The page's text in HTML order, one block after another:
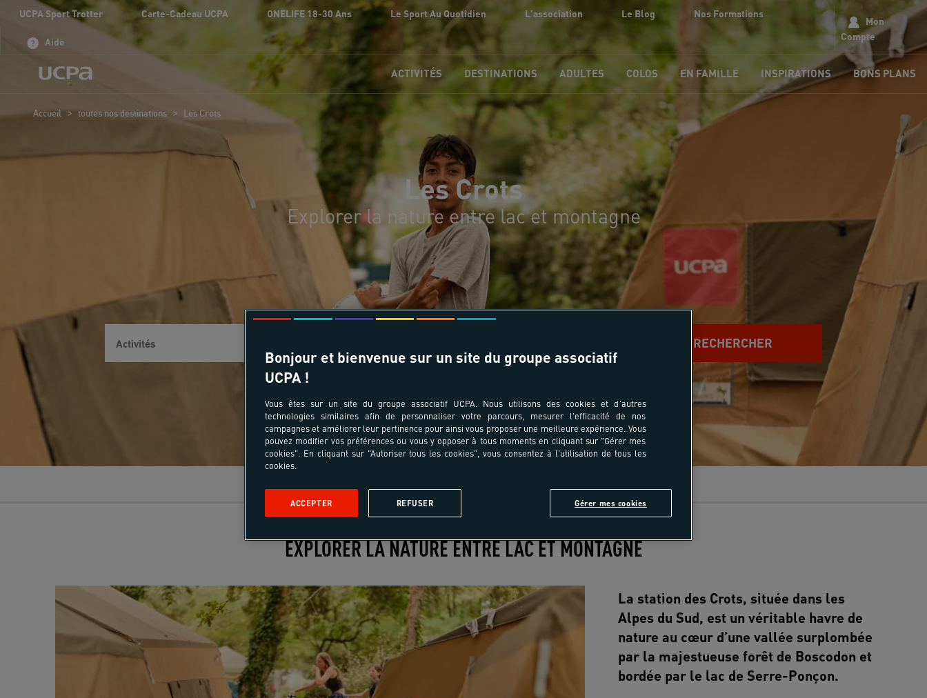
UCPA Sport Trotter Carte-Cadeau UCPA ONELIFE 18-30 Ans Le Sport Au Quotidien L'association Le Blog Nos Formations
Aide
Mon
Compte
ACTIVITÉS DESTINATIONS ADULTES COLOS EN FAMILLE INSPIRATIONS BONS PLANS
Accueil > toutes nos destinations > Les Crots
Les Crots
Explorer la nature entre lac et montagne
RECHERCHER
EXPLORER LA NATURE ENTRE LAC ET MONTAGNE
La station des Crots, située dans les
Alpes du Sud, est un véritable havre de
nature au cœur d’une vallée surplombée
par la majestueuse forêt de Boscodon et
bordée par le lac de Serre-Ponçon.
Bonjour et bienvenue sur un site du groupe associatif
UCPA !
Vous êtes sur un site du groupe associatif UCPA. Nous utilisons des cookies et d'autres
technologies similaires afin de personnaliser votre parcours, mesurer l'efficacité de nos
campagnes et améliorer leur pertinence pour ainsi vous proposer une meilleure expérience. Vous
pouvez modifier vos préférences ou vous y opposer à tous moments en cliquant sur "Gérer mes
cookies". En cliquant sur "Autoriser tous les cookies", vous consentez à l'utilisation de tous les
cookies.
Gérer mes cookies
REFUSER
ACCEPTER